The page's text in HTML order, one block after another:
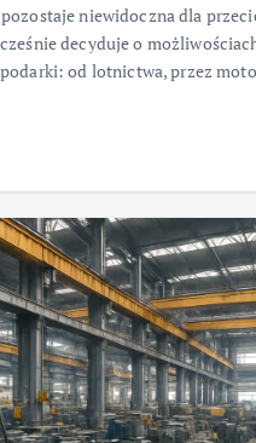
niewidoczna dla
decyduje o
od lotnictwa, przez